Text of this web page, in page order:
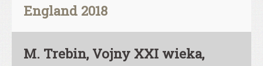
England 2018
M. Trebin, Vojny XXI wieka,